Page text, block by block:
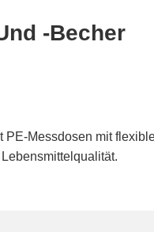
-Becher
PE-Messdosen mit